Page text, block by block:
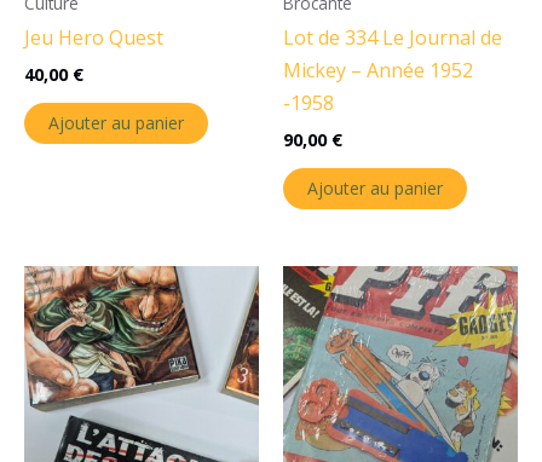
Jeu Hero Quest
40,00 €
Ajouter au panier
Lot de 334 Le Journal de
Mickey – Année 1952
-1958
90,00 €
Ajouter au panier